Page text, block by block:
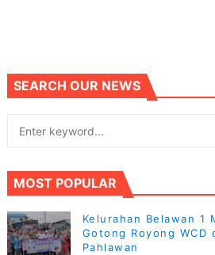
SEARCH OUR NEWS
MOST POPULAR
Kelurahan Belawan 1
Gotong Royong WCD
Pahlawan